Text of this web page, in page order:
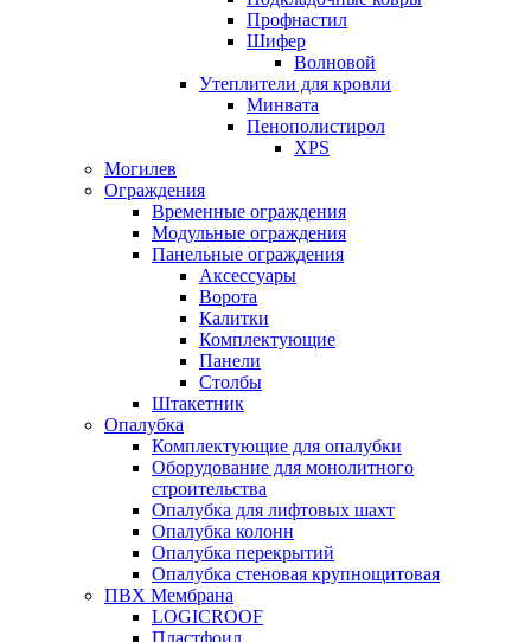
Профнастил
Шифер
Волновой
Утеплители для кровли
Минвата
Пенополистирол
XPS
Могилев
Ограждения
Временные ограждения
Модульные ограждения
Панельные ограждения
Аксессуары
Ворота
Калитки
Комплектующие
Панели
Столбы
Штакетник
Опалубка
Комплектующие для опалубки
Оборудование для монолитного
строительства
Опалубка для лифтовых шахт
Опалубка колонн
Опалубка перекрытий
Опалубка стеновая крупнощитовая
ПВХ Мембрана
LOGICROOF